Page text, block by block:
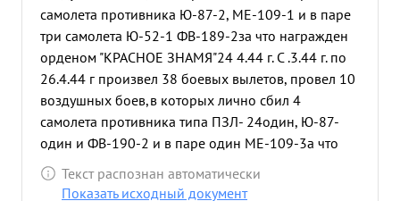
самолета противника Ю-87-2, МЕ-109-1 и в паре
три самолета Ю-52-1 ФВ-189-2за что награжден
орденом "КРАСНОЕ ЗНАМЯ"24 4.44 г. С .3.44 г. по
26.4.44 г произвел 38 боевых вылетов, провел 10
воздушных боев,в которых лично сбил 4
самолета противника типа ПЗЛ- 24один, Ю-87-
один и ФВ-190-2 и в паре один МЕ-109-3а что
представлен к правительственной награде ордену
"КРАСНОЕ ЗНАМЯ" -27.4.44 г. С 26.4.44 г по 1.6.44 г.
Текст распознан автоматически
Показать исходный документ